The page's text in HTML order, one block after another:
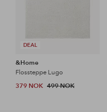
DEAL
&Home
Flossteppe Lugo
379 NOK 499 NOK